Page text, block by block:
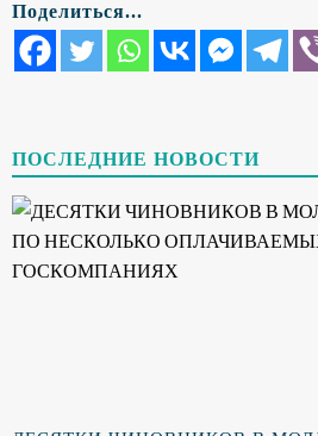
Поделиться...
ПОСЛЕДНИЕ НОВОСТИ